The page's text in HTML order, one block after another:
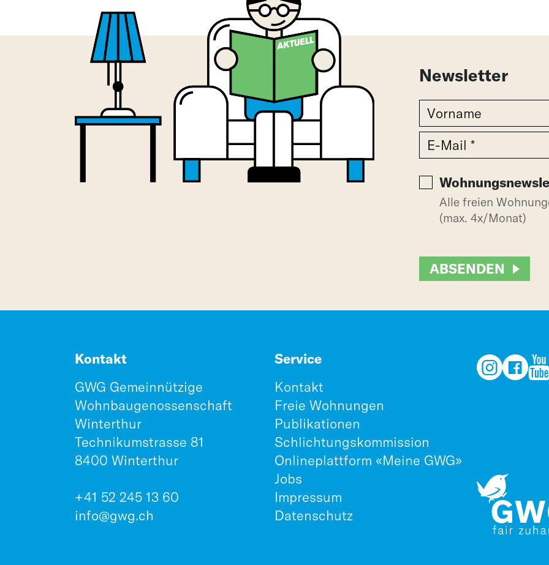
Newsletter
Alle freien
(max. 4x/Monat)
ABSENDEN
Kontakt
GWG Gemeinnützige
Wohnbaugenossenschaft
Winterthur
Technikumstrasse 81
8400 Winterthur
+41 52 245 13 60
info@gwg.ch
Service
Kontakt
Freie Wohnungen
Publikationen
Schlichtungskommission
Onlineplattform «Meine GWG»
Jobs
Impressum
Datenschutz